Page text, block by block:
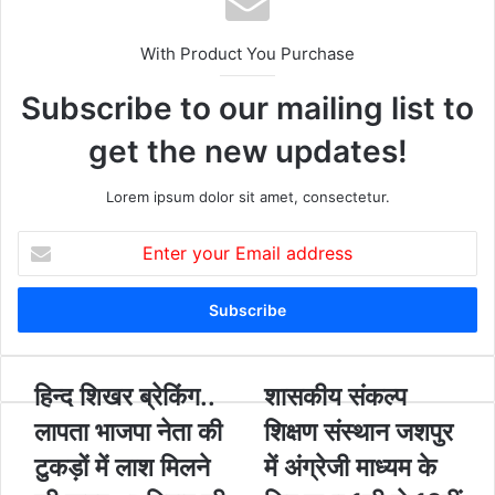
With Product You Purchase
Subscribe to our mailing list to
get the new updates!
Lorem ipsum dolor sit amet, consectetur.
t
r
y
u
हि
शि
ख
र
हिन्द शिखर ब्रेकिंग..
लापता भाजपा नेता की
टुकड़ों में लाश मिलने
शा
की
य
शासकीय संकल्प
शिक्षण संस्थान जशपुर
में अंग्रेजी माध्यम के